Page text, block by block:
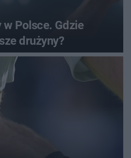
Polsce. Gdzie
drużyny?